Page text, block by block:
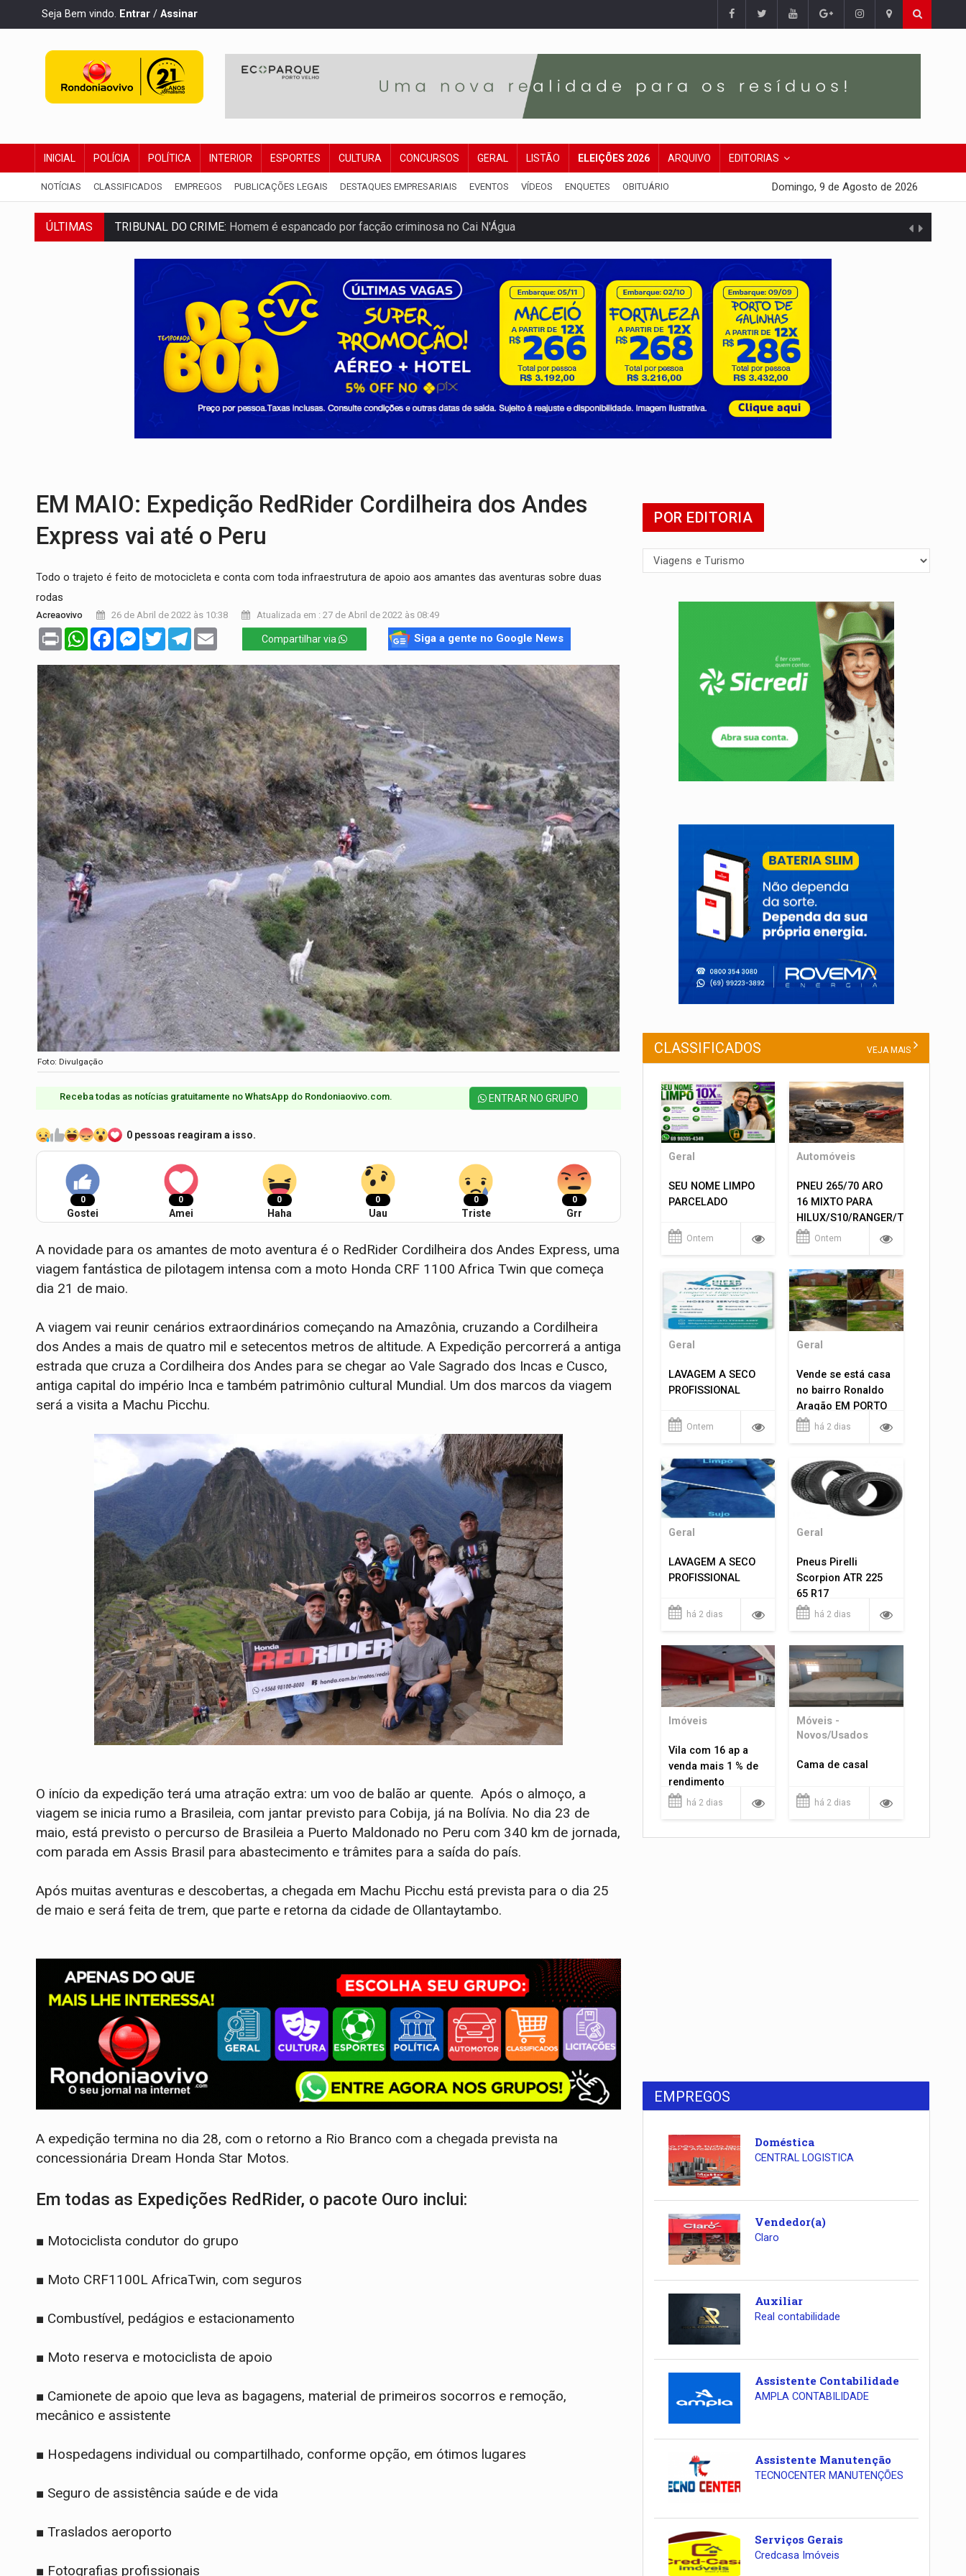
Seja Bem vindo. Entrar / Assinar
INICIAL POLÍCIA POLÍTICA INTERIOR ESPORTES CULTURA CONCURSOS GERAL LISTÃO ELEIÇÕES 2026 ARQUIVO EDITORIAS
NOTÍCIAS CLASSIFICADOS EMPREGOS PUBLICAÇÕES LEGAIS DESTAQUES EMPRESARIAIS EVENTOS VÍDEOS ENQUETES OBITUÁRIO Domingo, 9 de Agosto de 2026
ÚLTIMAS
TRIBUNAL DO CRIME:Homem é espancado por facção criminosa no Cai N'Água
VÍDEO:Perseguição é registrada no shopping após colombiana furtar celular de menina
LUDOPATIA:Apostas online começam a afetar produtividade e rotina nas empresas
REFLORESTAMENTO: Plantar árvores não será mais suficiente para comprovar área recuperado
OVNIS NA LUA: Cientistas alertam para possível base secreta no satélite natural da Terra
ACABOU COM PEUGEOT:Incêndio destrói carro que era rebocado para oficina no Centro de Porto Velho
Ladrão é filmado furtando moto na frente do bar da Marleide
BOLSAS DE PESQUISA:Iniciativa Amazônia+10 lança chamada para fortalecer cadeias da sociobioeconomia
Brasil tem grandes reservas de urânio, mas produz pouco e importa combustível
EM MAIO: Expedição RedRider Cordilheira dos Andes
Express vai até o Peru
Todo o trajeto é feito de motocicleta e conta com toda infraestrutura de apoio aos amantes das aventuras sobre duas
rodas
Acreaovivo 26 de Abril de 2022 às 10:38 Atualizada em : 27 de Abril de 2022 às 08:49
Print WhatsAppFacebookMessenger
TwitterTelegram Compartilhar via Siga a gente no Google News
Foto: Divulgação
Receba todas as notícias gratuitamente no WhatsApp do Rondoniaovivo.com.​ ENTRAR NO GRUPO
0 pessoas reagiram a isso.
0
Gostei
0
Amei
0
Haha
0
Uau
0
Triste
0
Grr
A novidade para os amantes de moto aventura é o RedRider Cordilheira dos Andes Express, uma
viagem fantástica de pilotagem intensa com a moto Honda CRF 1100 Africa Twin que começa
dia 21 de maio.
A viagem vai reunir cenários extraordinários começando na Amazônia, cruzando a Cordilheira
dos Andes a mais de quatro mil e setecentos metros de altitude. A Expedição percorrerá a antiga
estrada que cruza a Cordilheira dos Andes para se chegar ao Vale Sagrado dos Incas e Cusco,
antiga capital do império Inca e também patrimônio cultural Mundial. Um dos marcos da viagem
será a visita a Machu Picchu.
O início da expedição terá uma atração extra: um voo de balão ar quente. Após o almoço, a
viagem se inicia rumo a Brasileia, com jantar previsto para Cobija, já na Bolívia. No dia 23 de
maio, está previsto o percurso de Brasileia a Puerto Maldonado no Peru com 340 km de jornada,
com parada em Assis Brasil para abastecimento e trâmites para a saída do país.
Após muitas aventuras e descobertas, a chegada em Machu Picchu está prevista para o dia 25
de maio e será feita de trem, que parte e retorna da cidade de Ollantaytambo.
A expedição termina no dia 28, com o retorno a Rio Branco com a chegada prevista na
concessionária Dream Honda Star Motos.
Em todas as Expedições RedRider, o pacote Ouro inclui:
■ Motociclista condutor do grupo
■ Moto CRF1100L AfricaTwin, com seguros
■ Combustível, pedágios e estacionamento
■ Moto reserva e motociclista de apoio
■ Camionete de apoio que leva as bagagens, material de primeiros socorros e remoção,
mecânico e assistente
■ Hospedagens individual ou compartilhado, conforme opção, em ótimos lugares
■ Seguro de assistência saúde e de vida
■ Traslados aeroporto
■ Fotografias profissionais
POR EDITORIA
CLASSIFICADOS VEJA MAIS
Geral
SEU NOME LIMPO
PARCELADO
Ontem
Automóveis
PNEU 265/70 ARO
16 MIXTO PARA
HILUX/S10/RANGER/TRITON
ETC... MONTAGEM
Ontem
Geral
LAVAGEM A SECO
PROFISSIONAL
Ontem
Geral
Vende se está casa
no bairro Ronaldo
Aragão EM PORTO
VELHO RO.
há 2 dias
Geral
LAVAGEM A SECO
PROFISSIONAL
há 2 dias
Geral
Pneus Pirelli
Scorpion ATR 225
65 R17
há 2 dias
Imóveis
Vila com 16 ap a
venda mais 1 % de
rendimento
há 2 dias
Móveis -
Novos/Usados
Cama de casal
há 2 dias
EMPREGOS
Doméstica
CENTRAL LOGISTICA
Vendedor(a)
Claro
Auxiliar
Real contabilidade
Assistente Contabilidade
AMPLA CONTABILIDADE
Assistente Manutenção
TECNOCENTER MANUTENÇÕES
Serviços Gerais
Credcasa Imóveis